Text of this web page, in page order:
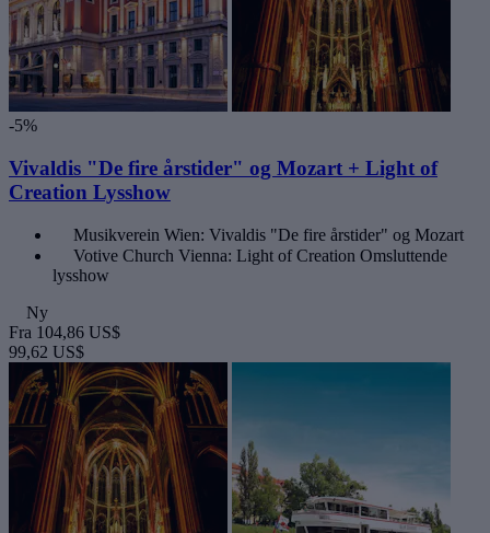
-5%
Vivaldis "De fire årstider" og Mozart + Light of
Creation Lysshow
Musikverein Wien: Vivaldis "De fire årstider" og Mozart
Votive Church Vienna: Light of Creation Omsluttende
lysshow
Ny
Fra 104,86 US$
99,62 US$